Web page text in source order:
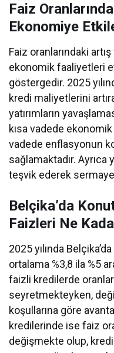
Faiz
Ekonomiye
Faiz oranlarındaki
ekonomik faaliyetleri
göstergedir. 2025
kredi maliyetlerini
yatırımların
kısa vadede
vadede enflasyonun
sağlamaktadır. Ayrıca
teşvik ederek
Belçika’da
Faizleri Ne
2025 yılında
ortalama %3,8 ila %5
faizli kredilerde
seyretmekteyken,
koşullarına göre
kredilerinde ise faiz
değişmekte olup,